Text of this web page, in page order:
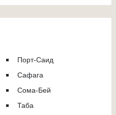
Порт-Саид
Сафага
Сома-Бей
Таба